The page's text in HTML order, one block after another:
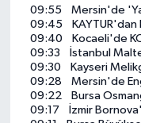
09:55
Mersin'de 'Yaz
09:45
09:40
Kocaeli'de
09:33
İstanbul
09:30
Kayseri
09:28
Mersin'de
09:22
Bursa
09:17
İzmir